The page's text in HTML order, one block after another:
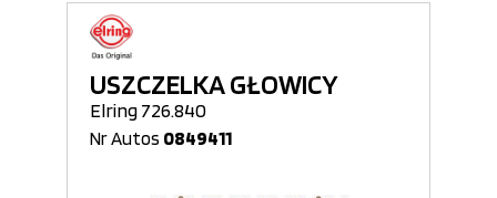
USZCZELKA GŁOWICY
Elring 726.840
Nr Autos 0849411